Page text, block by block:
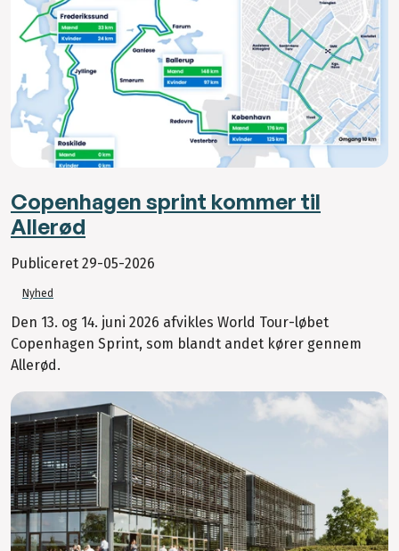
Copenhagen sprint kommer til
Allerød
Publiceret 29-05-2026
Nyhed
Den 13. og 14. juni 2026 afvikles World Tour-løbet
Copenhagen Sprint, som blandt andet kører gennem
Allerød.